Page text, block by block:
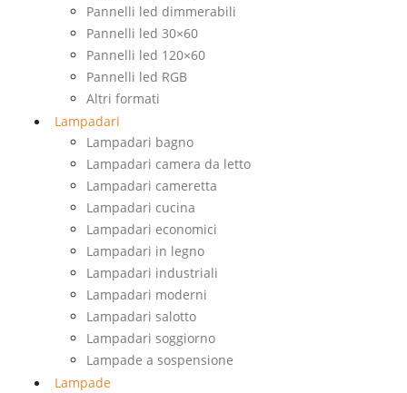
Pannelli led dimmerabili
Pannelli led 30×60
Pannelli led 120×60
Pannelli led RGB
Altri formati
Lampadari
Lampadari bagno
Lampadari camera da letto
Lampadari cameretta
Lampadari cucina
Lampadari economici
Lampadari in legno
Lampadari industriali
Lampadari moderni
Lampadari salotto
Lampadari soggiorno
Lampade a sospensione
Lampade